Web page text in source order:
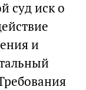
суд иск о
и